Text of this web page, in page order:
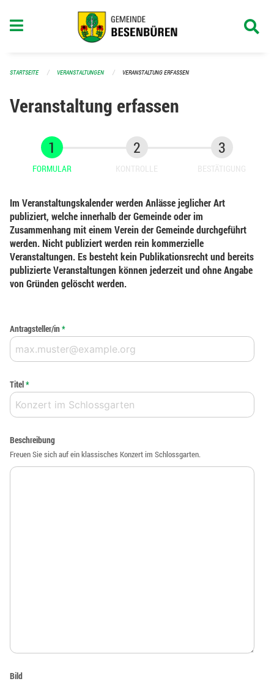
STARTSEITE VERANSTALTUNGEN VERANSTALTUNG ERFASSEN
Veranstaltung erfassen
FORMULAR KONTROLLE BESTÄTIGUNG
Im Veranstaltungskalender werden Anlässe jeglicher Art
publiziert, welche innerhalb der Gemeinde oder im
Zusammenhang mit einem Verein der Gemeinde durchgeführt
werden. Nicht publiziert werden rein kommerzielle
Veranstaltungen. Es besteht kein Publikationsrecht und bereits
publizierte Veranstaltungen können jederzeit und ohne Angabe
von Gründen gelöscht werden.
Antragsteller/in*
Titel*
Beschreibung
Freuen Sie sich auf ein klassisches Konzert im Schlossgarten.
Bild